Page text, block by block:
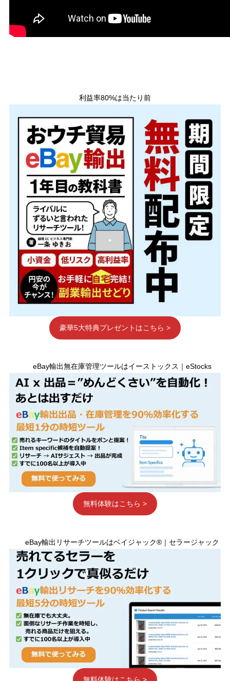
利益率80%は当たり前
豪華5大特典プレゼントはこちら >
eBay輸出無在庫管理ツールはイーストックス｜eStocks
無料体験はこちら >
eBay輸出リサーチツールはベイジャック®｜セラージャック